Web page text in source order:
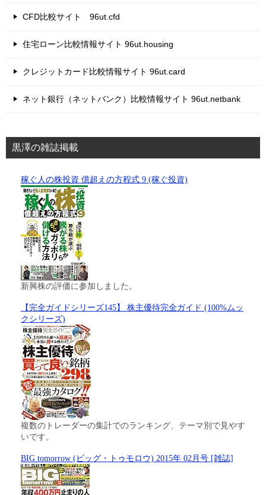
CFD比較サイト 96ut.cfd
住宅ローン比較情報サイト 96ut.housing
クレジットカード比較情報サイト 96ut.card
ネット銀行（ネットバンク）比較情報サイト 96ut.netbank
黒澤の雑誌掲載
稼ぐ人の株投資 億超えの方程式 9 (稼ぐ投資)
新興株の評価に参加しました。
【完全ガイドシリーズ145】 株主優待完全ガイド (100%ムッ
クシリーズ)
複数のトレーダーの集計でのランキング、テーマ別で見やす
いです。
BIG tomorrow (ビッグ・トゥモロウ) 2015年 02月号 [雑誌]